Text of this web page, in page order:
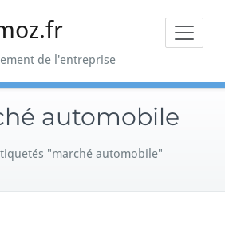
de l'entreprise
automobile
"marché automobile"